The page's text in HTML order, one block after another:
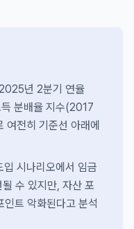
년 2분기 연율
분배율 지수(2017
전히 기준선 아래에
시나리오에서 임금
수 있지만, 자산 포
트 악화된다고 분석